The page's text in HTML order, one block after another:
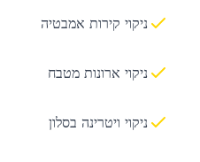
ניקוי קירות אמבטיה
ניקוי ארונות מטבח
ניקוי ויטרינה בסלון